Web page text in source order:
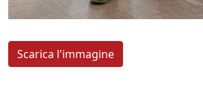
Scarica l'immagine